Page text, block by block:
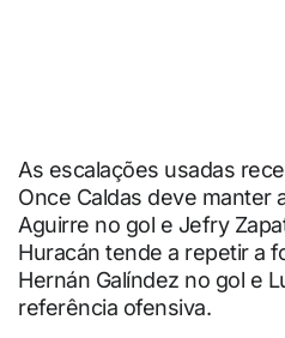
As escalações usadas
Once Caldas deve manter
Aguirre no gol e Jefry
Huracán tende a repetir a
Hernán Galíndez no gol e
referência ofensiva.